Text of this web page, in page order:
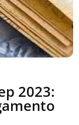
2023: